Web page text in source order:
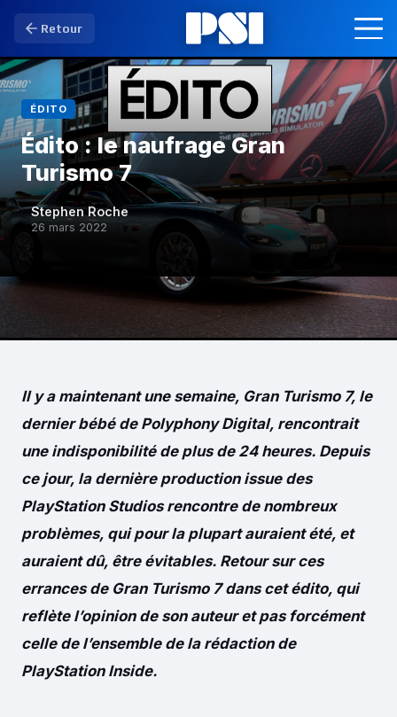
Retour
ÉDITO
Édito : le naufrage Gran
Turismo 7
SStephen Roche
26 mars 2022
Il y a maintenant une semaine, Gran Turismo 7, le
dernier bébé de Polyphony Digital, rencontrait
une indisponibilité de plus de 24 heures. Depuis
ce jour, la dernière production issue des
PlayStation Studios rencontre de nombreux
problèmes, qui pour la plupart auraient été, et
auraient dû, être évitables. Retour sur ces
errances de Gran Turismo 7 dans cet édito, qui
reflète l’opinion de son auteur et pas forcément
celle de l’ensemble de la rédaction de
PlayStation Inside.